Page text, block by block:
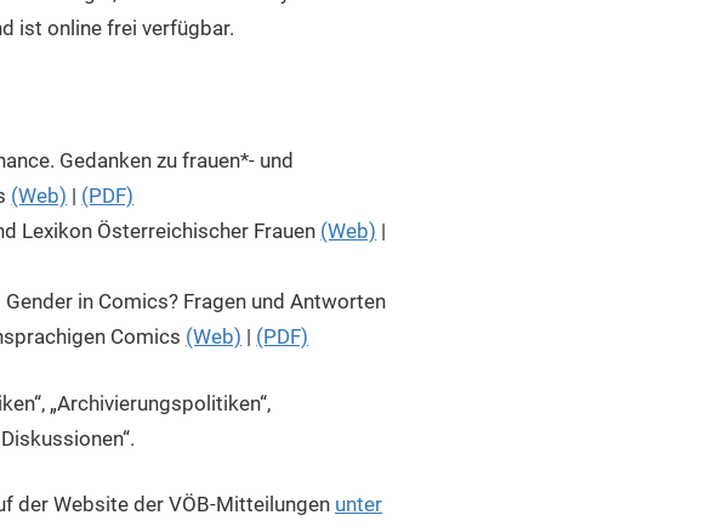
ist online frei verfügbar.
Gedanken zu frauen*- und
(Web) | (PDF)
Lexikon Österreichischer Frauen (Web) |
in Comics? Fragen und Antworten
Comics (Web) | (PDF)
„Archivierungspolitiken“,
der Website der VÖB-Mitteilungen unter